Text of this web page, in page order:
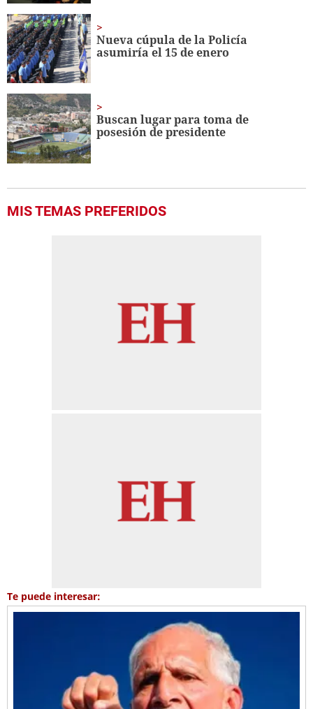
Nueva cúpula de la Policía
asumiría el 15 de enero
Buscan lugar para toma de
posesión de presidente
MIS TEMAS PREFERIDOS
Te puede interesar: